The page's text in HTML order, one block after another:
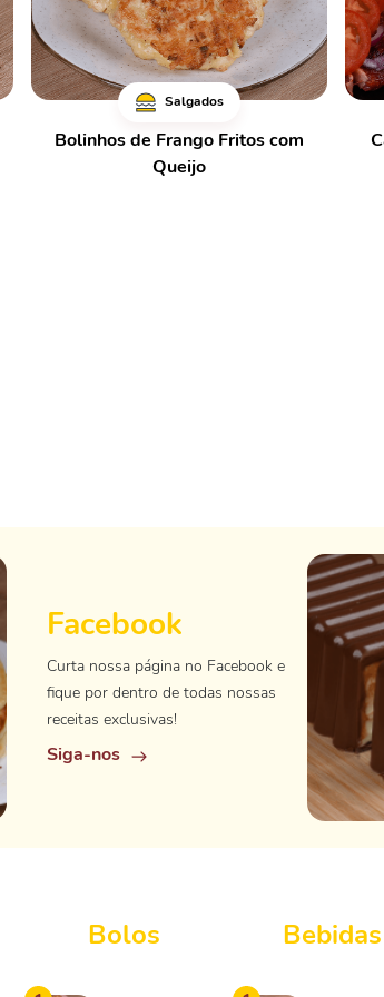
Salgados
Bolinhos de Frango Fritos com
Queijo
Facebook
Curta nossa página no Facebook e
fique por dentro de todas nossas
receitas exclusivas!
Siga-nos
Bolos Bebidas